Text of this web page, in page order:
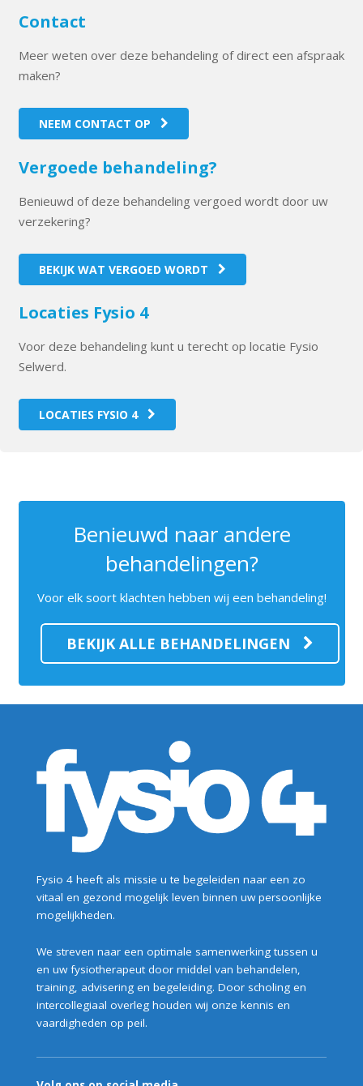
Contact
Meer weten over deze behandeling of direct een afspraak
maken?
NEEM CONTACT OP
Vergoede behandeling?
Benieuwd of deze behandeling vergoed wordt door uw
verzekering?
BEKIJK WAT VERGOED WORDT
Locaties Fysio 4
Voor deze behandeling kunt u terecht op locatie Fysio
Selwerd.
LOCATIES FYSIO 4
Benieuwd naar andere
behandelingen?
Voor elk soort klachten hebben wij een behandeling!
BEKIJK ALLE BEHANDELINGEN
Fysio 4 heeft als missie u te begeleiden naar een zo
vitaal en gezond mogelijk leven binnen uw persoonlijke
mogelijkheden.
We streven naar een optimale samenwerking tussen u
en uw fysiotherapeut door middel van behandelen,
training, advisering en begeleiding. Door scholing en
intercollegiaal overleg houden wij onze kennis en
vaardigheden op peil.